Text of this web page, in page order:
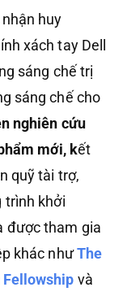
huy
xách tay Dell
sáng chế trị
sáng chế cho
nghiên cứu
mới, kết
quỹ tài trợ,
khởi
được tham gia
khác nhưThe
và